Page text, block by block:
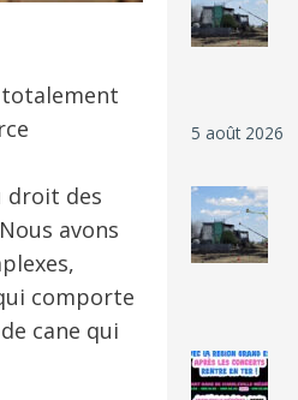
totalement
droit des
avons
comporte
cane qui
5 août 2026